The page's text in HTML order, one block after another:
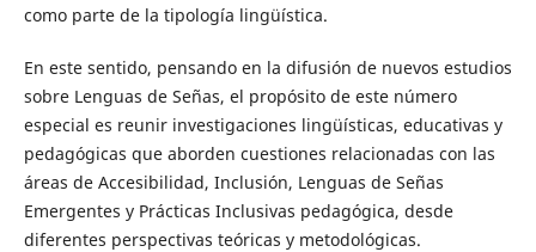
como parte de la tipología lingüística.
En este sentido, pensando en la difusión de nuevos estudios
sobre Lenguas de Señas, el propósito de este número
especial es reunir investigaciones lingüísticas, educativas y
pedagógicas que aborden cuestiones relacionadas con las
áreas de Accesibilidad, Inclusión, Lenguas de Señas
Emergentes y Prácticas Inclusivas pedagógica, desde
diferentes perspectivas teóricas y metodológicas.